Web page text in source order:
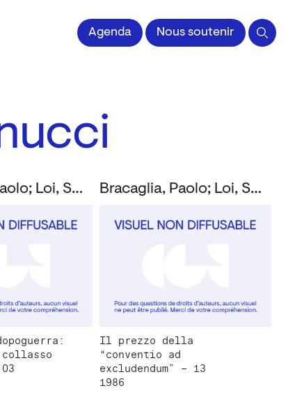
impriméeAgenda Nous soutenir
Bracaglia, Paolo; Loi, Susanna; Montanucci, Giuseppe Bracaglia, Paolo; Loi, Susanna; Montanucci, Giuseppe
Il prezzo della
“conventio ad
excludendum” – 13
1986